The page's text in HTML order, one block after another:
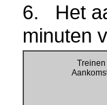
6. Het
minuten